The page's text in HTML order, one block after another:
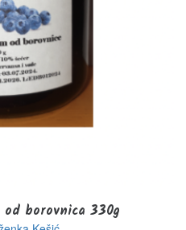
borovnica 330g